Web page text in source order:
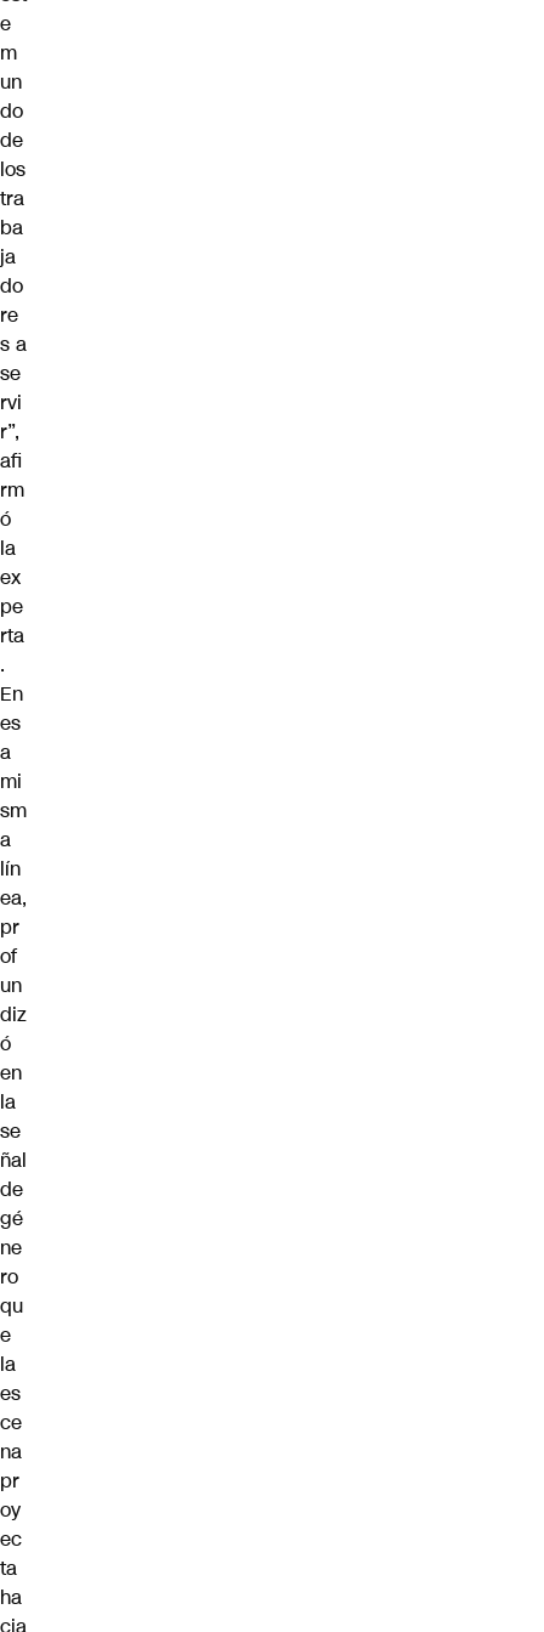
e
m
un
do
de
los
tra
ba
ja
do
re
s a
se
rvi
r”,
afi
rm
ó
la
ex
pe
rta
.
En
es
a
mi
sm
a
lín
ea,
pr
of
un
diz
ó
en
la
se
ñal
de
gé
ne
ro
qu
e
la
es
ce
na
pr
oy
ec
ta
ha